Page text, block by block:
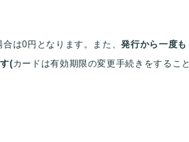
は0円となります。 また、発行から一度も
(カードは有効期限の変更手続きをすること